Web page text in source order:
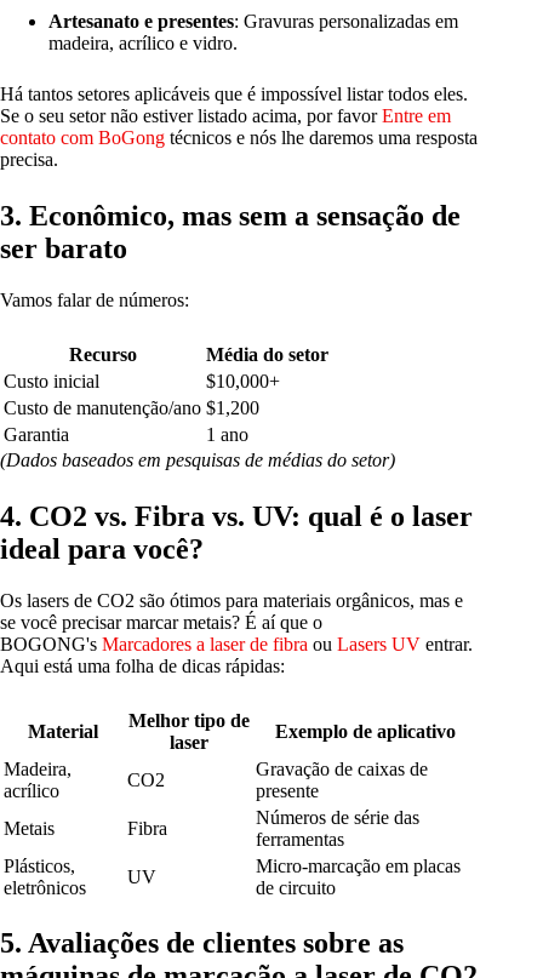
Artesanato e presentes: Gravuras personalizadas em
madeira, acrílico e vidro.
Há tantos setores aplicáveis que é impossível listar todos eles.
Se o seu setor não estiver listado acima, por favorEntre em
contato com BoGong técnicos e nós lhe daremos uma resposta
precisa.
3. Econômico, mas sem a sensação de
ser barato
Vamos falar de números:
Recurso
Média do setor
Custo inicial
$10,000+
Custo de manutenção/ano $1,200
Garantia
1 ano
(Dados baseados em pesquisas de médias do setor)
4. CO2 vs. Fibra vs. UV: qual é o laser
ideal para você?
Os lasers de CO2 são ótimos para materiais orgânicos, mas e
se você precisar marcar metais? É aí que o
BOGONG's Marcadores a laser de fibra ou Lasers UV entrar.
Aqui está uma folha de dicas rápidas:
Material
Melhor tipo de
laser
Exemplo de aplicativo
Madeira,
acrílico
CO2
Gravação de caixas de
presente
Metais
Fibra
Números de série das
ferramentas
Plásticos,
eletrônicos
UV
Micro-marcação em placas
de circuito
5. Avaliações de clientes sobre as